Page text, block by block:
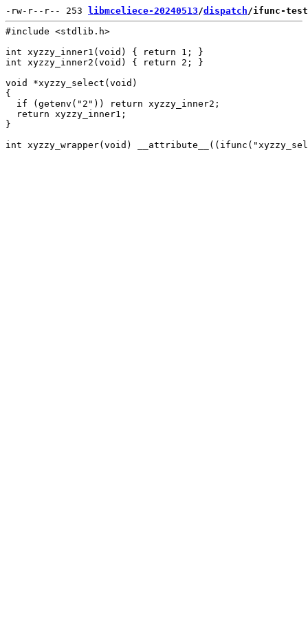
-rw-r--r-- 253 libmceliece-20240513/dispatch/ifunc-
#include <stdlib.h>
int xyzzy_inner1(void) { return 1; }
int xyzzy_inner2(void) { return 2; }
void *xyzzy_select(void)
{
  if (getenv("2")) return xyzzy_inner2;
  return xyzzy_inner1;
}